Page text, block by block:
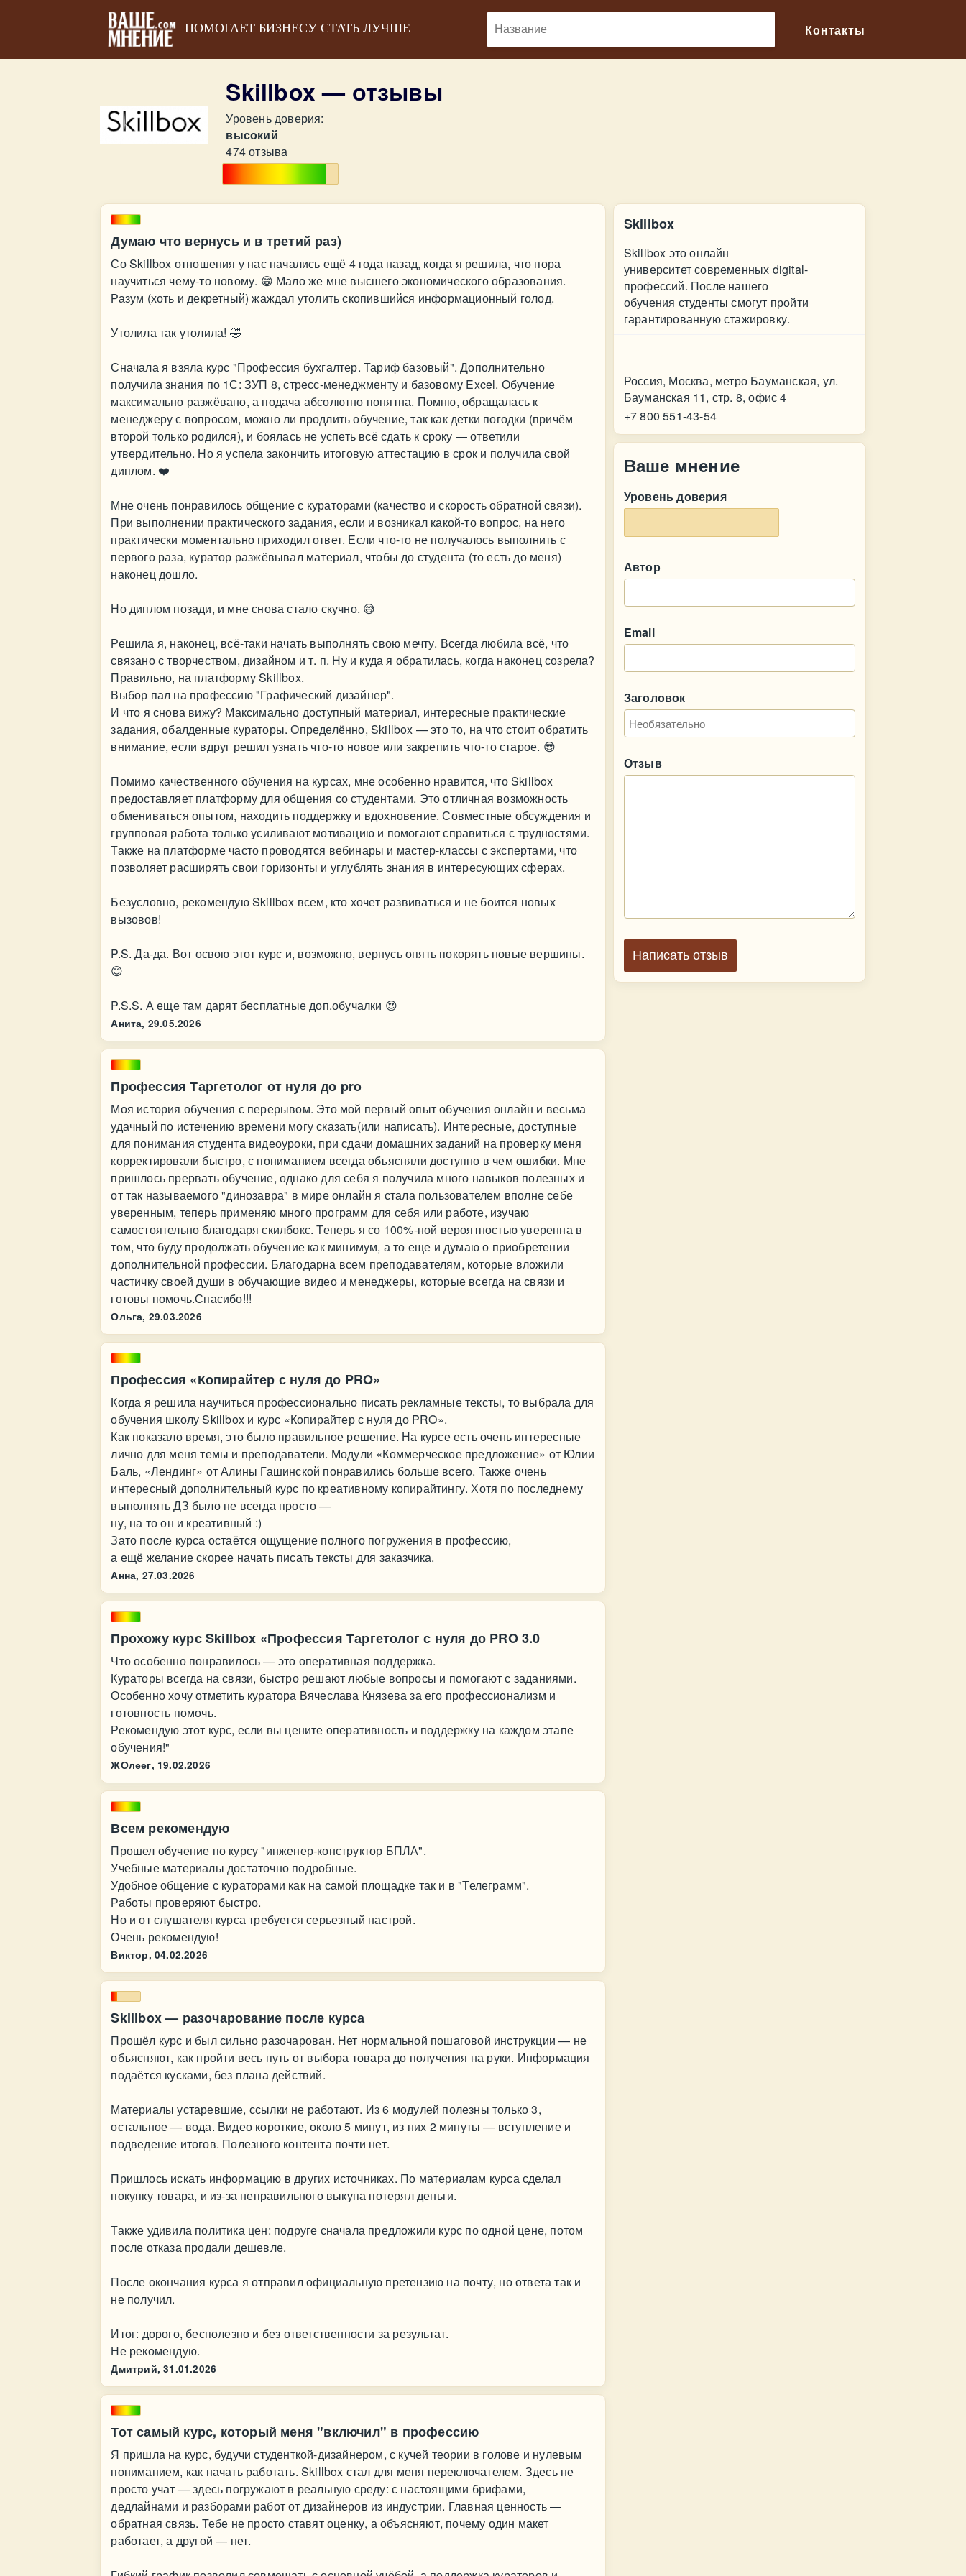
ПОМОГАЕТ БИЗНЕСУ СТАТЬ ЛУЧШЕ Контакты
Skillbox — отзывы
Уровень доверия:
высокий
474 отзыва
Думаю что вернусь и в третий раз)
Со Skillbox отношения у нас начались ещё 4 года назад, когда я решила, что пора
научиться чему-то новому. 😁 Мало же мне высшего экономического образования.
Разум (хоть и декретный) жаждал утолить скопившийся информационный голод.
Утолила так утолила! 🤣
Сначала я взяла курс "Профессия бухгалтер. Тариф базовый". Дополнительно
получила знания по 1С: ЗУП 8, стресс-менеджменту и базовому Excel. Обучение
максимально разжёвано, а подача абсолютно понятна. Помню, обращалась к
менеджеру с вопросом, можно ли продлить обучение, так как детки погодки (причём
второй только родился), и боялась не успеть всё сдать к сроку — ответили
утвердительно. Но я успела закончить итоговую аттестацию в срок и получила свой
диплом. ❤️
Мне очень понравилось общение с кураторами (качество и скорость обратной связи).
При выполнении практического задания, если и возникал какой-то вопрос, на него
практически моментально приходил ответ. Если что-то не получалось выполнить с
первого раза, куратор разжёвывал материал, чтобы до студента (то есть до меня)
наконец дошло.
Но диплом позади, и мне снова стало скучно. 😅
Решила я, наконец, всё-таки начать выполнять свою мечту. Всегда любила всё, что
связано с творчеством, дизайном и т. п. Ну и куда я обратилась, когда наконец созрела?
Правильно, на платформу Skillbox.
Выбор пал на профессию "Графический дизайнер".
И что я снова вижу? Максимально доступный материал, интересные практические
задания, обалденные кураторы. Определённо, Skillbox — это то, на что стоит обратить
внимание, если вдруг решил узнать что-то новое или закрепить что-то старое. 😎
Помимо качественного обучения на курсах, мне особенно нравится, что Skillbox
предоставляет платформу для общения со студентами. Это отличная возможность
обмениваться опытом, находить поддержку и вдохновение. Совместные обсуждения и
групповая работа только усиливают мотивацию и помогают справиться с трудностями.
Также на платформе часто проводятся вебинары и мастер-классы с экспертами, что
позволяет расширять свои горизонты и углублять знания в интересующих сферах.
Безусловно, рекомендую Skillbox всем, кто хочет развиваться и не боится новых
вызовов!
P.S. Да-да. Вот освою этот курс и, возможно, вернусь опять покорять новые вершины.
😊
P.S.S. А еще там дарят бесплатные доп.обучалки 😍
Анита, 29.05.2026
Профессия Таргетолог от нуля до pro
Моя история обучения с перерывом. Это мой первый опыт обучения онлайн и весьма
удачный по истечению времени могу сказать(или написать). Интересные, доступные
для понимания студента видеоуроки, при сдачи домашних заданий на проверку меня
корректировали быстро, с пониманием всегда объясняли доступно в чем ошибки. Мне
пришлось прервать обучение, однако для себя я получила много навыков полезных и
от так называемого "динозавра" в мире онлайн я стала пользователем вполне себе
уверенным, теперь применяю много программ для себя или работе, изучаю
самостоятельно благодаря скилбокс. Теперь я со 100%-ной вероятностью уверенна в
том, что буду продолжать обучение как минимум, а то еще и думаю о приобретении
дополнительной профессии. Благодарна всем преподавателям, которые вложили
частичку своей души в обучающие видео и менеджеры, которые всегда на связи и
готовы помочь.Спасибо!!!
Ольга, 29.03.2026
Профессия «Копирайтер с нуля до PRO»
Когда я решила научиться профессионально писать рекламные тексты, то выбрала для
обучения школу Skillbox и курс «Копирайтер с нуля до PRO».
Как показало время, это было правильное решение. На курсе есть очень интересные
лично для меня темы и преподаватели. Модули «Коммерческое предложение» от Юлии
Баль, «Лендинг» от Алины Гашинской понравились больше всего. Также очень
интересный дополнительный курс по креативному копирайтингу. Хотя по последнему
выполнять ДЗ было не всегда просто —
ну, на то он и креативный :)
Зато после курса остаётся ощущение полного погружения в профессию,
а ещё желание скорее начать писать тексты для заказчика.
Анна, 27.03.2026
Прохожу курс Skillbox «Профессия Таргетолог с нуля до PRO 3.0
Что особенно понравилось — это оперативная поддержка.
Кураторы всегда на связи, быстро решают любые вопросы и помогают с заданиями.
Особенно хочу отметить куратора Вячеслава Князева за его профессионализм и
готовность помочь.
Рекомендую этот курс, если вы цените оперативность и поддержку на каждом этапе
обучения!"
ЖОлеег, 19.02.2026
Всем рекомендую
Прошел обучение по курсу "инженер-конструктор БПЛА".
Учебные материалы достаточно подробные.
Удобное общение с кураторами как на самой площадке так и в "Телеграмм".
Работы проверяют быстро.
Но и от слушателя курса требуется серьезный настрой.
Очень рекомендую!
Виктор, 04.02.2026
Skillbox — разочарование после курса
Прошёл курс и был сильно разочарован. Нет нормальной пошаговой инструкции — не
объясняют, как пройти весь путь от выбора товара до получения на руки. Информация
подаётся кусками, без плана действий.
Материалы устаревшие, ссылки не работают. Из 6 модулей полезны только 3,
остальное — вода. Видео короткие, около 5 минут, из них 2 минуты — вступление и
подведение итогов. Полезного контента почти нет.
Пришлось искать информацию в других источниках. По материалам курса сделал
покупку товара, и из-за неправильного выкупа потерял деньги.
Также удивила политика цен: подруге сначала предложили курс по одной цене, потом
после отказа продали дешевле.
После окончания курса я отправил официальную претензию на почту, но ответа так и
не получил.
Итог: дорого, бесполезно и без ответственности за результат.
Не рекомендую.
Дмитрий, 31.01.2026
Тот самый курс, который меня "включил" в профессию
Я пришла на курс, будучи студенткой-дизайнером, с кучей теории в голове и нулевым
пониманием, как начать работать. Skillbox стал для меня переключателем. Здесь не
просто учат — здесь погружают в реальную среду: с настоящими брифами,
дедлайнами и разборами работ от дизайнеров из индустрии. Главная ценность —
обратная связь. Тебе не просто ставят оценку, а объясняют, почему один макет
работает, а другой — нет.
Skillbox
Skillbox это онлайн
университет современных digital-
профессий. После нашего
обучения студенты смогут пройти
гарантированную стажировку.
Россия, Москва, метро Бауманская, ул.
Бауманская 11, стр. 8, офис 4
+7 800 551-43-54
Ваше мнение
Уровень доверия
Автор
Email
Заголовок
Отзыв
Написать отзыв